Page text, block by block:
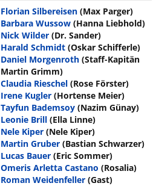
Florian Silbereisen (Max Parger)
Barbara Wussow (Hanna Liebhold)
Nick Wilder (Dr. Sander)
Harald Schmidt (Oskar Schifferle)
Daniel Morgenroth (Staff-Kapitän
Martin Grimm)
Claudia Rieschel (Rose Förster)
Irene Kugler (Hortense Meier)
Tayfun Bademsoy (Nazim Günay)
Leonie Brill (Ella Linne)
Nele Kiper (Nele Kiper)
Martin Gruber (Bastian Schwarzer)
Lucas Bauer (Eric Sommer)
Omeris Arletta Castano (Rosalia)
Roman Weidenfeller (Gast)